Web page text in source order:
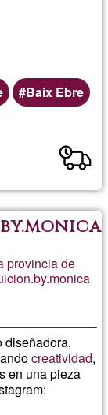
Baix Ebre
provincia de
diseñadora,
creatividad,
en una pieza